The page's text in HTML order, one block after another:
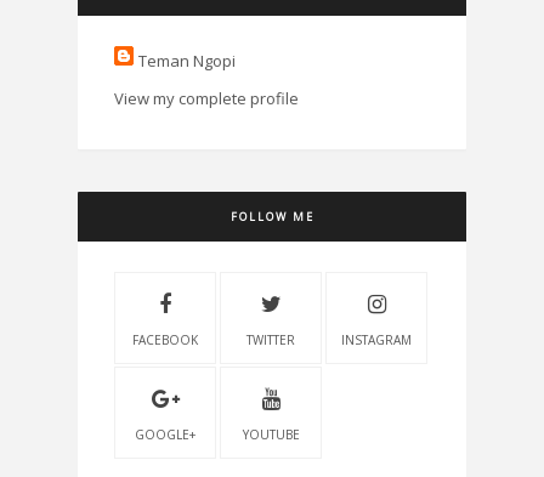
Teman Ngopi
View my complete profile
FOLLOW ME
FACEBOOK TWITTER INSTAGRAM
GOOGLE+ YOUTUBE